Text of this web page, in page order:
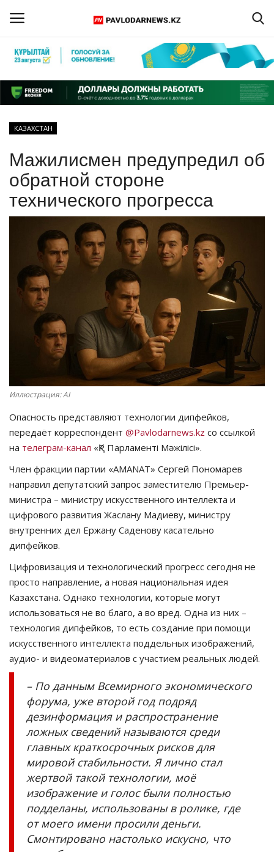
Регистрация
Главная
ПАВЛОДАРСКАЯ ОБЛАСТЬ
КАЗАХСТАН
СПЕЦПРОЕКТЫ
СПОРТ
Чек-лист
РАЗВЛЕЧЕНИЯ
OFFICIAL
Курултай
Язык
Қазақша Русский
КАЗАХСТАН
Мажилисмен предупредил об
обратной стороне
технического прогресса
Иллюстрация: AI
Опасность представляют технологии дипфейков,
передаёт корреспондент @Pavlodarnews.kz со ссылкой
на телеграм-канал «ҚР Парламенті Мәжілісі».
Член фракции партии «AMANAT» Сергей Пономарев
направил депутатский запрос заместителю Премьер-
министра – министру искусственного интеллекта и
цифрового развития Жаслану Мадиеву, министру
внутренних дел Ержану Саденову касательно
дипфейков.
Цифровизация и технологический прогресс сегодня не
просто направление, а новая национальная идея
Казахстана. Однако технологии, которые могут
использоваться не во благо, а во вред. Одна из них –
технология дипфейков, то есть создание при помощи
искусственного интеллекта поддельных изображений,
аудио- и видеоматериалов с участием реальных людей.
– По данным Всемирного экономического
форума, уже второй год подряд
дезинформация и распространение
ложных сведений называются среди
главных краткосрочных рисков для
мировой стабильности. Я лично стал
жертвой такой технологии, моё
изображение и голос были полностью
подделаны, использованы в ролике, где
от моего имени просили деньги.
Смонтировано настолько искусно, что